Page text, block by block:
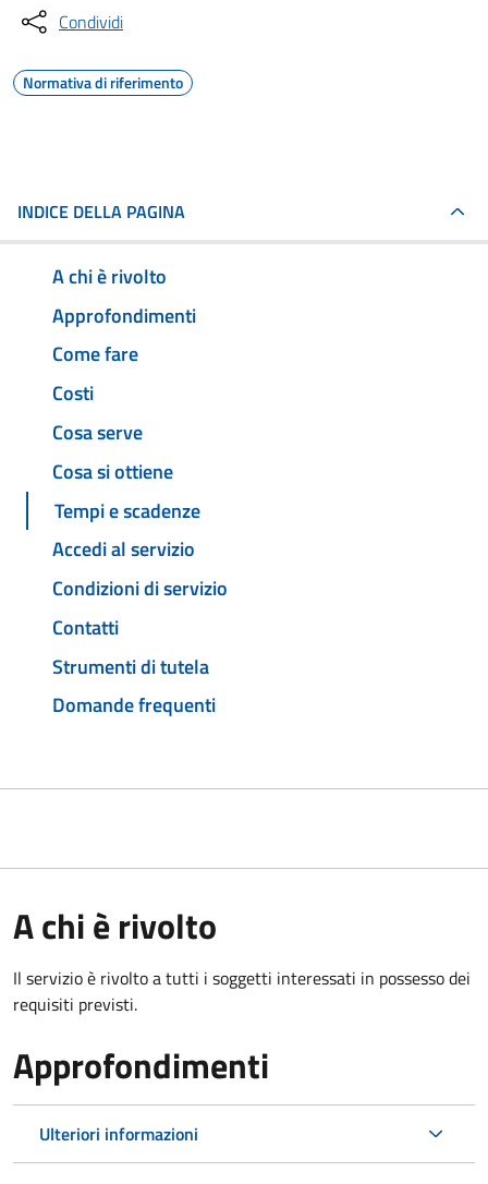
Condividi
Normativa di riferimento
INDICE DELLA PAGINA
A chi è rivolto
Approfondimenti
Come fare
Costi
Cosa serve
Cosa si ottiene
Tempi e scadenze
Accedi al servizio
Condizioni di servizio
Contatti
Strumenti di tutela
Domande frequenti
A chi è rivolto
Il servizio è rivolto a tutti i soggetti interessati in possesso dei
requisiti previsti.
Approfondimenti
Ulteriori informazioni